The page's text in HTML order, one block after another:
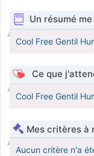
Un résumé
Cool Free Gentil
Ce que
Cool Free Gentil
Mes critères à
Aucun critère n'a